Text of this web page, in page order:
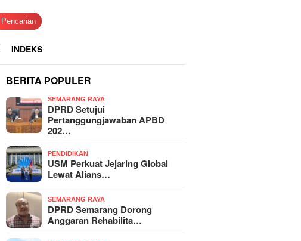
Pencarian
INDEKS
BERITA POPULER
SEMARANG RAYA
DPRD Setujui
Pertanggungjawaban APBD
202…
PENDIDIKAN
USM Perkuat Jejaring Global
Lewat Alians…
SEMARANG RAYA
DPRD Semarang Dorong
Anggaran Rehabilita…